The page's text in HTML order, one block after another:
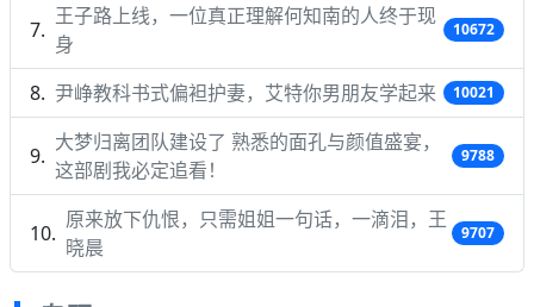
王子路上线，一位真正理解何知南的人终于现
身
10672
尹峥教科书式偏袒护妻，艾特你男朋友学起来 10021
大梦归离团队建设了 熟悉的面孔与颜值盛宴，
这部剧我必定追看！
9788
原来放下仇恨，只需姐姐一句话，一滴泪，王
晓晨
9707